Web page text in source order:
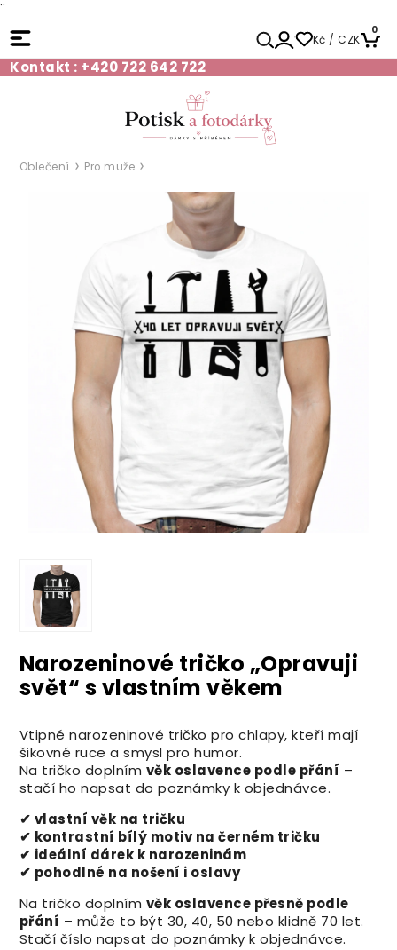
¨
Kč / CZK
0
Kontakt : +420 722 642 722
Oblečení Pro muže
Narozeninové tričko „Opravuji
svět“ s vlastním věkem
Vtipné narozeninové tričko pro chlapy, kteří mají
šikovné ruce a smysl pro humor.
Na tričko doplním věk oslavence podle přání –
stačí ho napsat do poznámky k objednávce.
✔ vlastní věk na tričku
✔ kontrastní bílý motiv na černém tričku
✔ ideální dárek k narozeninám
✔ pohodlné na nošení i oslavy
Na tričko doplním věk oslavence přesně podle
přání – může to být 30, 40, 50 nebo klidně 70 let.
Stačí číslo napsat do poznámky k objednávce.